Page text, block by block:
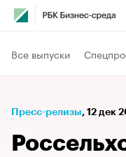
Все выпуски
Пресс-релизы⁠, 12 дек